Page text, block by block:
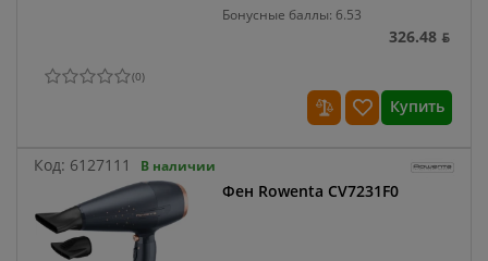
Бонусные баллы: 6.53
326.48 ƃ
(0)
Купить
Код: 6127111 В наличии
Фен Rowenta CV7231F0